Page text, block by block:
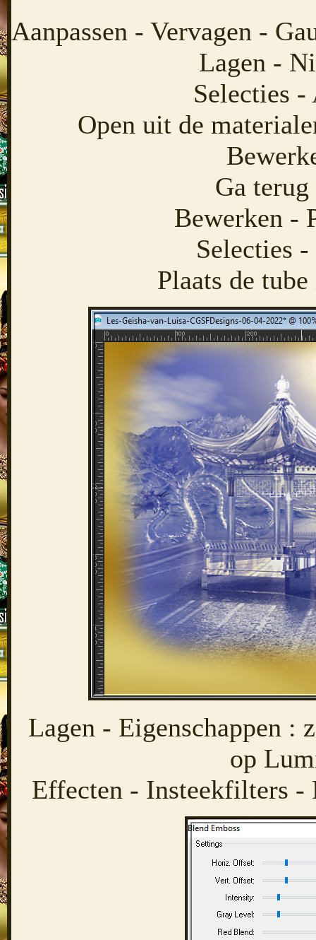
Aanpassen - Vervagen -
Lagen -
Selecties -
Open uit de
Ga
Bewerken -
Selecties
Plaats de
Lagen - Eigenschappen :
op
Effecten - Insteekfilters -